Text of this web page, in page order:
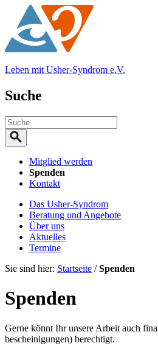
Leben mit Usher-Syndrom e.V.
Suche
Mitglied werden
Spenden
Kontakt
Das Usher-Syndrom
Beratung und Angebote
Über uns
Aktuelles
Termine
Sie sind hier: Startseite /Spenden
Spenden
Gerne könnt Ihr unsere Arbeit auch
bescheinigungen) berechtigt.